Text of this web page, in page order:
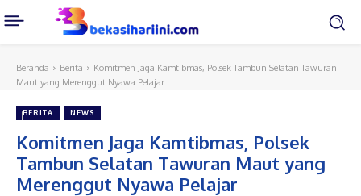
Beranda Berita
Komitmen Jaga Kamtibmas, Polsek Tambun Selatan Tawuran
Maut yang Merenggut Nyawa Pelajar
BERITA NEWS
Komitmen Jaga Kamtibmas, Polsek
Tambun Selatan Tawuran Maut yang
Merenggut Nyawa Pelajar